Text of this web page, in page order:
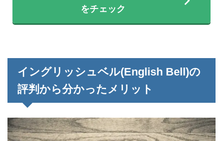
をチェック
イングリッシュベル(English Bell)の
評判から分かったメリット